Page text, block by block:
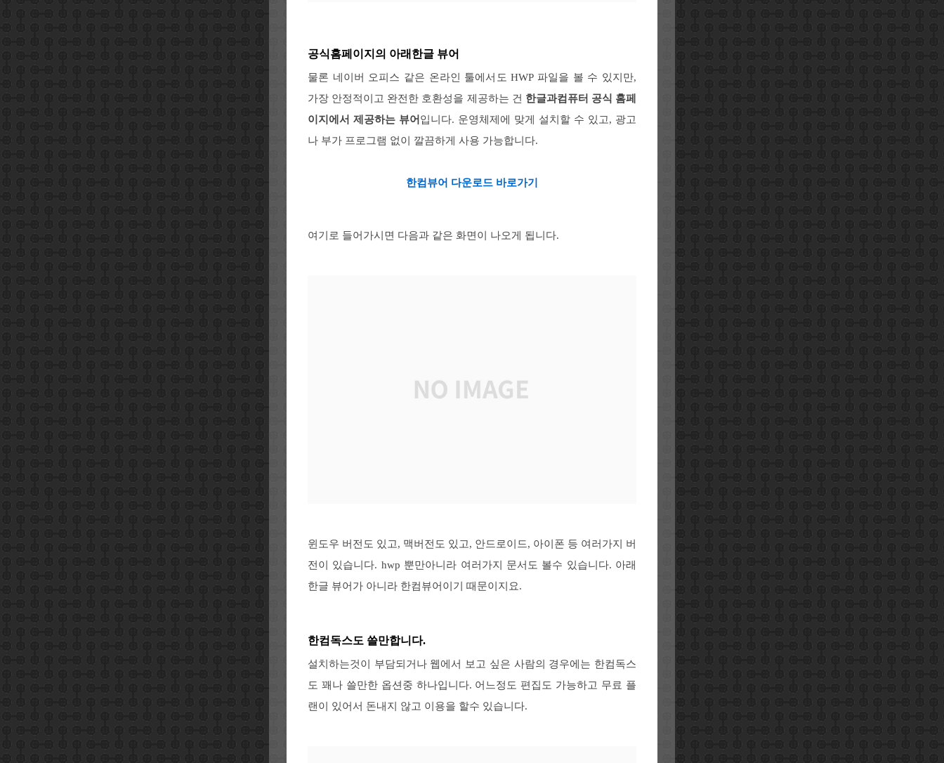
공식홈페이지의 아래한글 뷰어
물론 네이버 오피스 같은 온라인 툴에서도 HWP 파일을 볼 수 있지만,
가장 안정적이고 완전한 호환성을 제공하는 건 한글과컴퓨터 공식 홈페
이지에서 제공하는 뷰어 입니다. 운영체제에 맞게 설치할 수 있고, 광고
나 부가 프로그램 없이 깔끔하게 사용 가능합니다.
한컴뷰어 다운로드 바로가기
여기로 들어가시면 다음과 같은 화면이 나오게 됩니다.
윈도우 버전도 있고, 맥버전도 있고, 안드로이드, 아이폰 등 여러가지 버
전이 있습니다. hwp 뿐만아니라 여러가지 문서도 볼수 있습니다. 아래
한글 뷰어가 아니라 한컴뷰어이기 때문이지요.
한컴독스도 쓸만합니다.
설치하는것이 부담되거나 웹에서 보고 싶은 사람의 경우에는 한컴독스
도 꽤나 쓸만한 옵션중 하나입니다. 어느정도 편집도 가능하고 무료 플
랜이 있어서 돈내지 않고 이용을 할수 있습니다.